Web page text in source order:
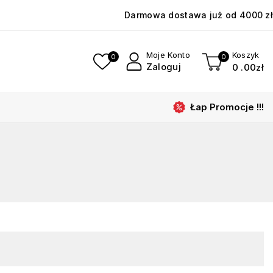
Darmowa dostawa już od 4000 zł
0 Moje Konto
Zaloguj
0 Koszyk
0 .00zł
Łap Promocje !!!